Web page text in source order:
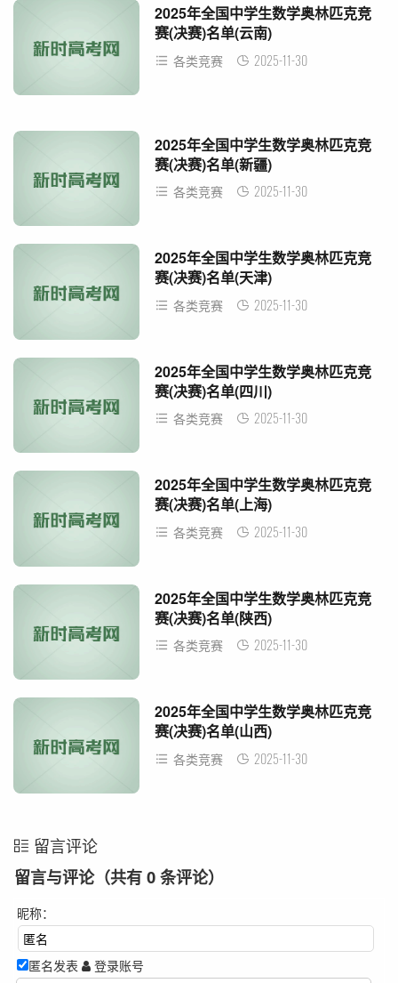
2025年全国中学生数学奥林匹克竞
赛(决赛)名单(云南)
各类竞赛 2025-11-30
2025年全国中学生数学奥林匹克竞
赛(决赛)名单(新疆)
各类竞赛 2025-11-30
2025年全国中学生数学奥林匹克竞
赛(决赛)名单(天津)
各类竞赛 2025-11-30
2025年全国中学生数学奥林匹克竞
赛(决赛)名单(四川)
各类竞赛 2025-11-30
2025年全国中学生数学奥林匹克竞
赛(决赛)名单(上海)
各类竞赛 2025-11-30
2025年全国中学生数学奥林匹克竞
赛(决赛)名单(陕西)
各类竞赛 2025-11-30
2025年全国中学生数学奥林匹克竞
赛(决赛)名单(山西)
各类竞赛 2025-11-30
留言评论
留言与评论（共有 0 条评论）
昵称：
匿名发表 登录账号